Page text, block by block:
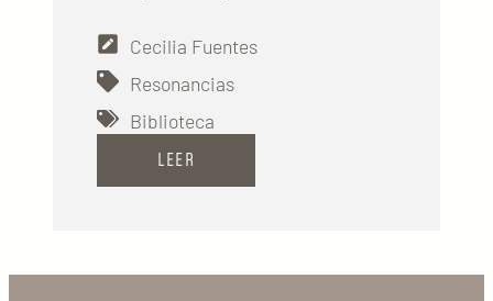
Cecilia Fuentes
Resonancias
Biblioteca
LEER